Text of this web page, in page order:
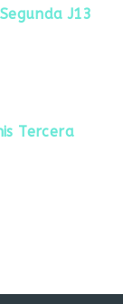
J13
Tercera